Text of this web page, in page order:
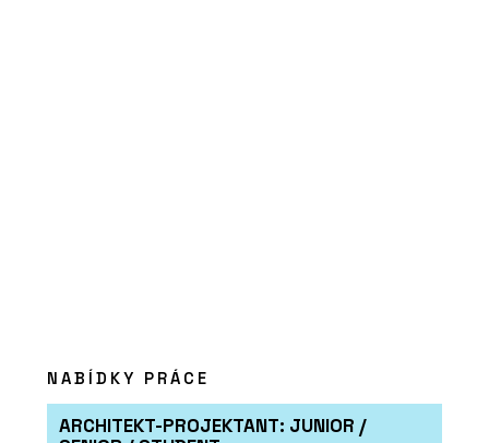
NABÍDKY PRÁCE
ARCHITEKT-PROJEKTANT: JUNIOR /